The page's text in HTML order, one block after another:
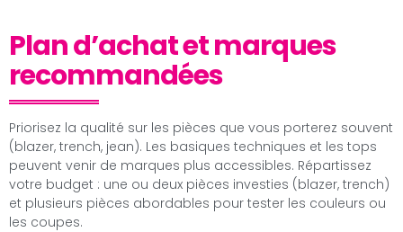
Plan d’achat et marques
recommandées
Priorisez la qualité sur les pièces que vous porterez souvent
(blazer, trench, jean). Les basiques techniques et les tops
peuvent venir de marques plus accessibles. Répartissez
votre budget : une ou deux pièces investies (blazer, trench)
et plusieurs pièces abordables pour tester les couleurs ou
les coupes.